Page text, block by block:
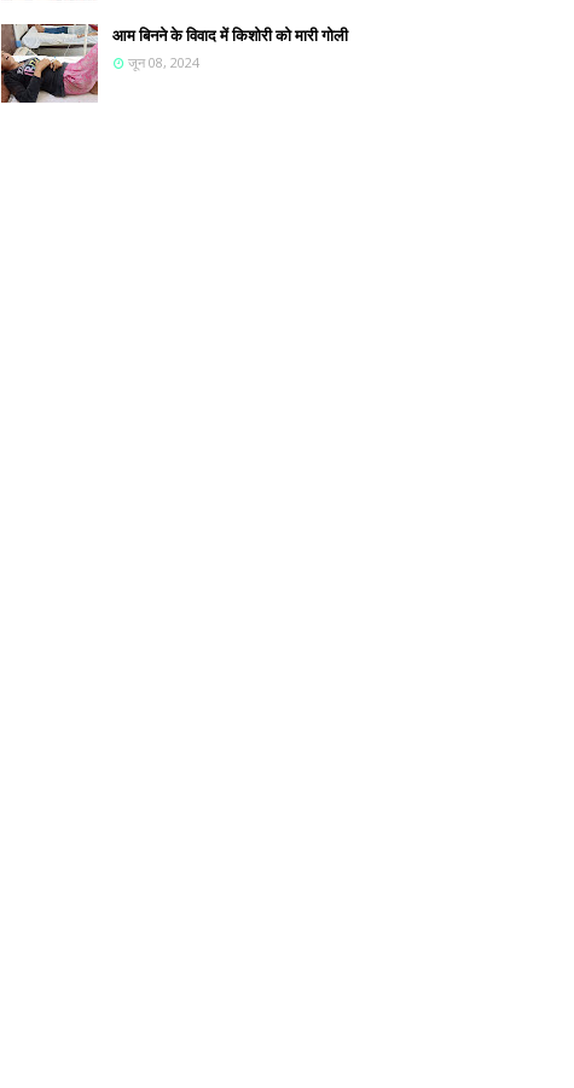
आम बिनने के विवाद में किशोरी को मारी गोली
जून 08, 2024